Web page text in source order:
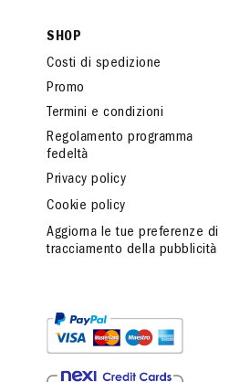
SHOP
Costi di spedizione
Promo
Termini e condizioni
Regolamento programma
fedeltà
Privacy policy
Cookie policy
Aggiorna le tue preferenze di
tracciamento della pubblicità